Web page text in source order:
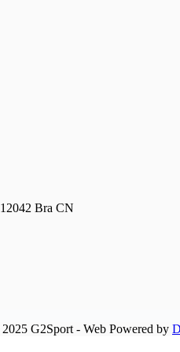
Bra CN
G2Sport - Web Powered by